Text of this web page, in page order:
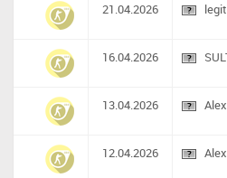
21.04.2026
16.04.2026
13.04.2026
12.04.2026